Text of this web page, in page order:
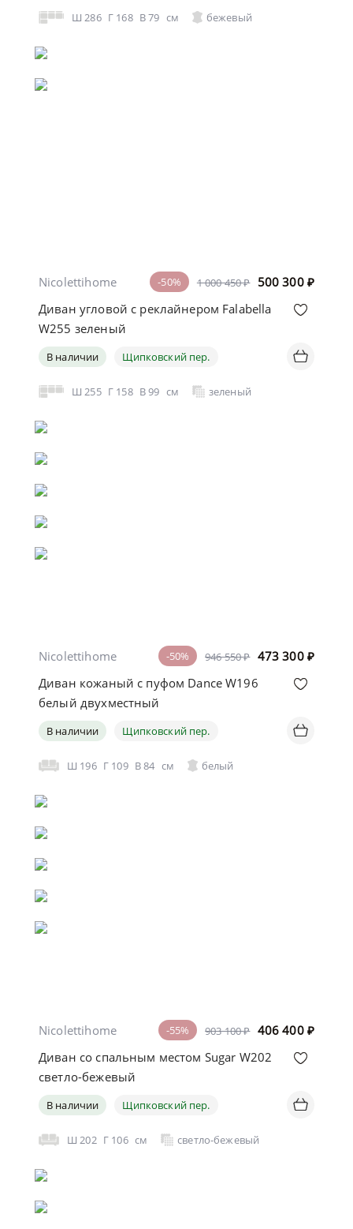
Ш 286 Г 168 В79 см бежевый
1 000 450 ₽ 500 300 ₽
-50%
Nicolettihome
Диван угловой с реклайнером Falabella
W255 зеленый
В наличии Щипковский пер.
Ш 255 Г 158 В99 см зеленый
946 550 ₽ 473 300 ₽
-50%
Nicolettihome
Диван кожаный с пуфом Dance W196
белый двухместный
В наличии Щипковский пер.
Ш 196 Г 109 В84 см белый
903 100 ₽ 406 400 ₽
-55%
Nicolettihome
Диван со спальным местом Sugar W202
светло-бежевый
В наличии Щипковский пер.
Ш 202 Г 106 см светло-бежевый